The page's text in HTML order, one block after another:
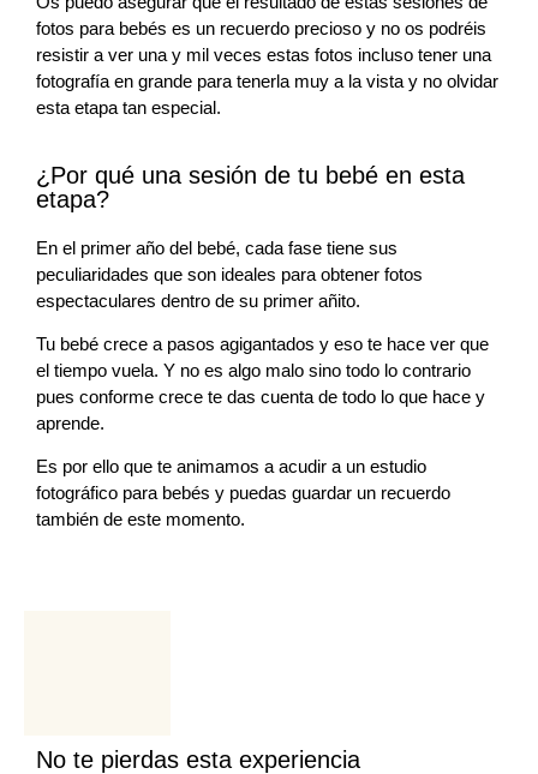
fotos para bebés es un recuerdo precioso y no os podréis
resistir a ver una y mil veces estas fotos incluso tener una
fotografía en grande para tenerla muy a la vista y no olvidar
esta etapa tan especial.
¿Por qué una sesión de tu bebé en esta
etapa?
En el primer año del bebé, cada fase tiene sus
peculiaridades que son ideales para obtener fotos
espectaculares dentro de su primer añito.
Tu bebé crece a pasos agigantados y eso te hace ver que
el tiempo vuela. Y no es algo malo sino todo lo contrario
pues conforme crece te das cuenta de todo lo que hace y
aprende.
Es por ello que te animamos a acudir a un estudio
fotográfico para bebés y puedas guardar un recuerdo
también de este momento.
No te pierdas esta experiencia